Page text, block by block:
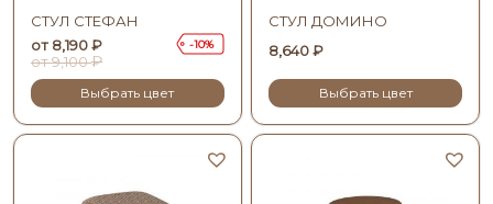
СТУЛ СТЕФАН
от 8,190₽
от9,100₽
10
Выбрать цвет
СТУЛ ДОМИНО
8,640₽
Выбрать цвет